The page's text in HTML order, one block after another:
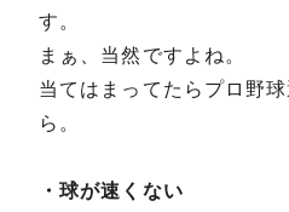
す。
まぁ、当然ですよね。
当てはまってたらプロ野
ら。
・球が速くない